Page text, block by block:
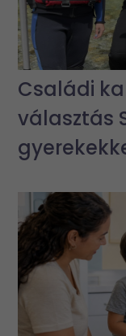
Családi
választás